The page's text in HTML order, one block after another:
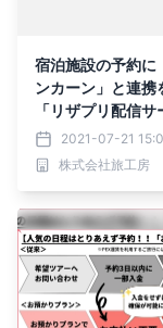
宿泊施設の予約に
ンカーン」と連携
「リザプリ配信サ
への対応で国内旅
を強化
2021-07-21
株式会社旅工房